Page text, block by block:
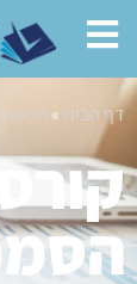
דף הבית »